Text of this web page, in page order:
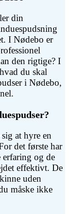
din
I Nødebo er
den rigtige? I
du skal
i Nødebo,
at hyre en
det første har
erfaring og de
effektivt. De
uden
måske ikke